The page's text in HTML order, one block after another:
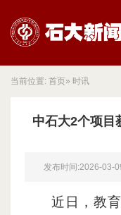
当前位置: 首页» 时讯
中石大2个项目
发布时间:2026-03-
近日，教